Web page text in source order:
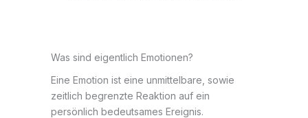
Was sind eigentlich Emotionen?
Eine Emotion ist eine unmittelbare, sowie
zeitlich begrenzte Reaktion auf ein
persönlich bedeutsames Ereignis.